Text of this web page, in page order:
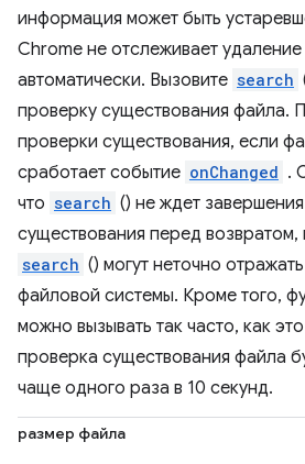
информация может быть
Chrome не отслеживает
автоматически. Вызовите search
проверку существования файла.
проверки существования, если
сработает событие onChanged .
что search () не ждет
существования перед возвратом,
search () могут неточно
файловой системы. Кроме того,
можно вызывать так часто, как
проверка существования файла
чаще одного раза в 10 секунд.
размер файла